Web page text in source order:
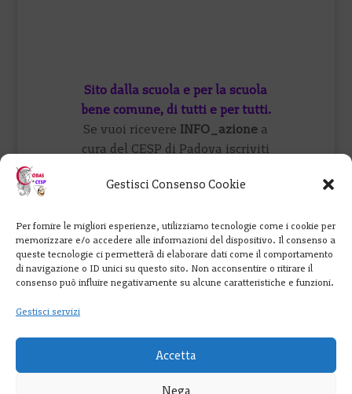
Gestisci Consenso Cookie
Per fornire le migliori esperienze, utilizziamo tecnologie come i cookie per
memorizzare e/o accedere alle informazioni del dispositivo. Il consenso a
queste tecnologie ci permetterà di elaborare dati come il comportamento
di navigazione o ID unici su questo sito. Non acconsentire o ritirare il
consenso può influire negativamente su alcune caratteristiche e funzioni.
Gestisci servizi
Accetta
Nega
Sito dalla scuola e per la scuola
bene comune, di tutti e per tutti.
Se vuoi ricevere INFO_azione a
cura del CESP di Padova iscriviti
trovarci suFB.
Cobas Scuola: 347 9901965
perunaretediscuole@cesp-cobas-
veneto.eu
Creato da Ma.Gia. con
Contenuti rilasciati sotto licenza
Creative Commons, salvo